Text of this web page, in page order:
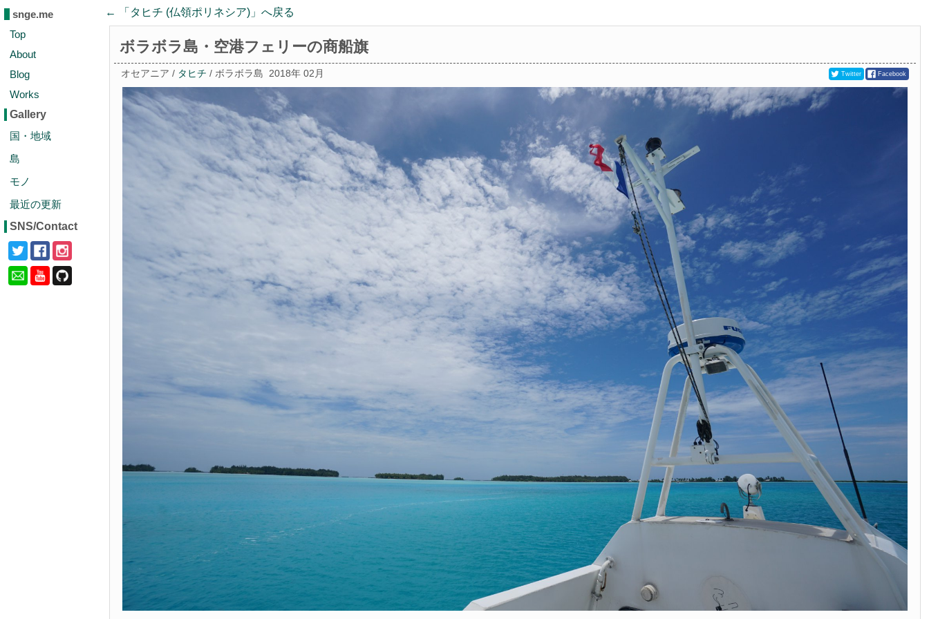
snge.me
Top
About
Blog
Works
Gallery
国・地域
島
モノ
最近の更新
SNS/Contact
← 「 タヒチ (仏領ポリネシア) 」へ戻る
ボラボラ島・空港フェリーの商船旗
オセアニア / タヒチ / ボラボラ島 2018年 02月 Twitter Facebook